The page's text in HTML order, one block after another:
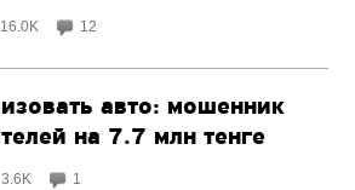
16.0K 12
авто: мошенник
на 7.7 млн тенге
3.6K 1